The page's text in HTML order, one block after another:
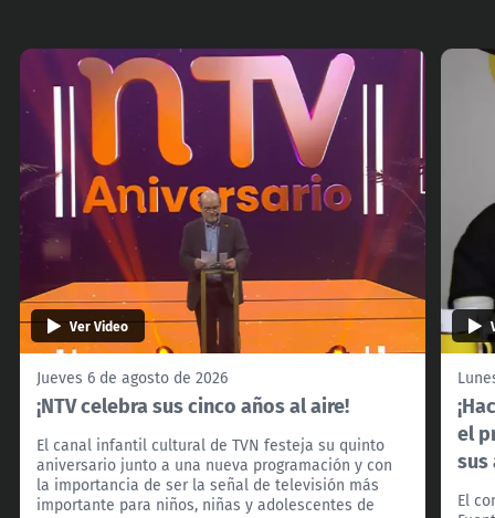
Ver Video
Jueves 6 de agosto de 2026
¡NTV celebra sus cinco años al aire!
El canal infantil cultural de TVN festeja su quinto
aniversario junto a una nueva programación y con
la importancia de ser la señal de televisión más
importante para niños, niñas y adolescentes de
el
sus
El